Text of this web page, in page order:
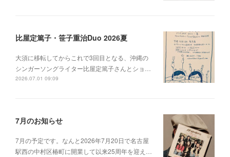
比屋定篤子・笹子重治Duo 2026夏
大須に移転してからこれで3回目となる、沖縄の
シンガーソングライター比屋定篤子さんとショ…
2026.07.01 09:09
7月のお知らせ
7月の予定です。なんと2026年7月20日で名古屋
駅西の中村区椿町に開業して以来25周年を迎え…